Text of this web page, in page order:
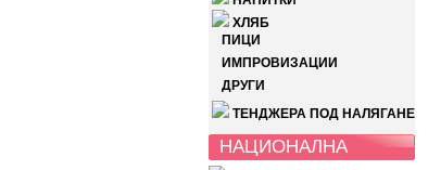
ХЛЯБ
ПИЦИ
ИМПРОВИЗАЦИИ
ДРУГИ
ТЕНДЖЕРА ПОД НАЛЯГАНЕ
НАЦИОНАЛНА